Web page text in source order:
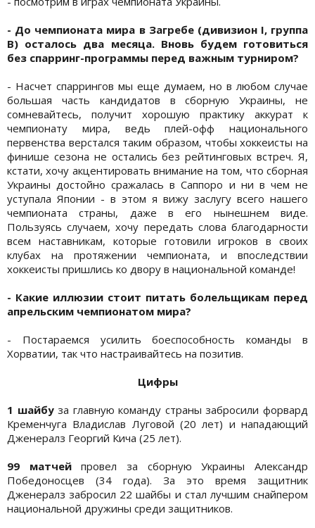
- До чемпионата мира в Загребе (дивизион I, группа
B) осталось два месяца. Вновь будем готовиться
без спарринг-программы перед важным турниром?
- Насчет спаррингов мы еще думаем, но в любом случае
большая часть кандидатов в сборную Украины, не
сомневайтесь, получит хорошую практику аккурат к
чемпионату мира, ведь плей-офф национального
первенства верстался таким образом, чтобы хоккеисты на
финише сезона не остались без рейтинговых встреч. Я,
кстати, хочу акцентировать внимание на том, что сборная
Украины достойно сражалась в Саппоро и ни в чем не
уступала Японии - в этом я вижу заслугу всего нашего
чемпионата страны, даже в его нынешнем виде.
Пользуясь случаем, хочу передать слова благодарности
всем наставникам, которые готовили игроков в своих
клубах на протяжении чемпионата, и впоследствии
хоккеисты пришлись ко двору в национальной команде!
- Какие иллюзии стоит питать болельщикам перед
апрельским чемпионатом мира?
- Постараемся усилить боеспособность команды в
Хорватии, так что настраивайтесь на позитив.
Цифры
1 шайбуза главную команду страны забросили форвард
Кременчуга Владислав Луговой (20 лет) и нападающий
Дженералз Георгий Кича (25 лет).
99 матчейпровел за сборную Украины Александр
Победоносцев (34 года). За это время защитник
Дженералз забросил 22 шайбы и стал лучшим снайпером
национальной дружины среди защитников.